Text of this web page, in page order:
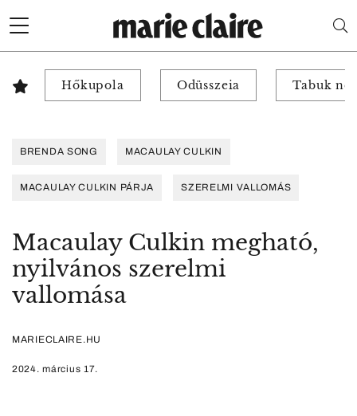
Hőkupola Odüsszeia Tabuk
BRENDA SONG MACAULAY CULKIN
MACAULAY CULKIN PÁRJA SZERELMI VALLOMÁS
Macaulay Culkin megható,
nyilvános szerelmi
vallomása
MARIECLAIRE.HU
2024. március 17.